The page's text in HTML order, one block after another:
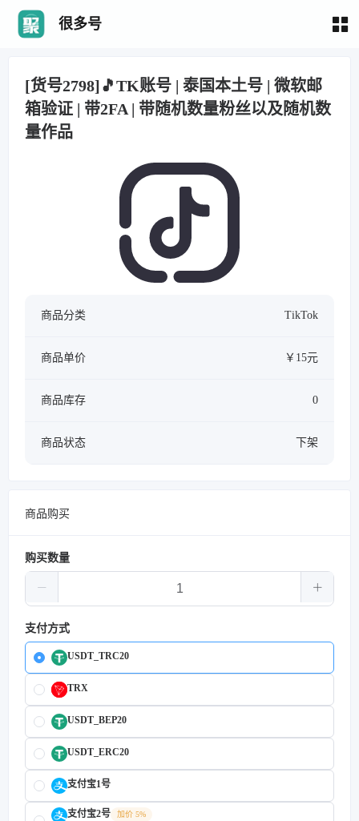
很多号
[货号2798]🎵TK账号 | 泰国本土号 | 微软邮
箱验证 | 带2FA | 带随机数量粉丝以及随机数
量作品
商品分类 TikTok
商品单价 ￥15元
商品库存 0
商品状态 下架
商品购买
购买数量
支付方式
USDT_TRC20
TRX
USDT_BEP20
USDT_ERC20
支付宝1号
支付宝2号
加价 5%